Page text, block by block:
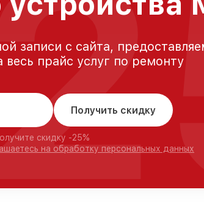
записи с сайта,
весь прайс услуг по ремонту
Получить скидку
скидку -25%
на обработку персональных данных